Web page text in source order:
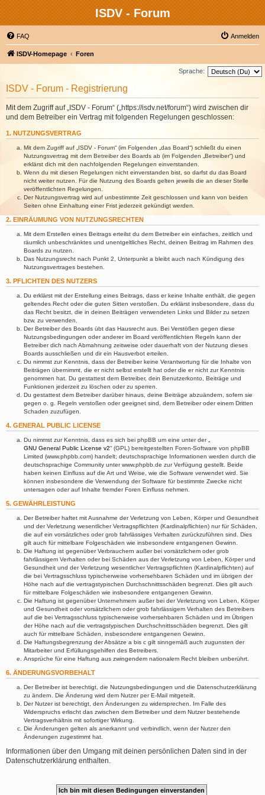
ISDV - Forum
FAQ Anmelden
ISDV-Homepage Foren
Sprache:
ISDV - Forum - Registrierung
Mit dem Zugriff auf „ISDV - Forum“ („https://isdv.net/forum“) wird zwischen dir
und dem Betreiber ein Vertrag mit folgenden Regelungen geschlossen:
1. NUTZUNGSVERTRAG
Mit dem Zugriff auf „ISDV - Forum“ (im Folgenden „das Board“) schließt du einen
Nutzungsvertrag mit dem Betreiber des Boards ab (im Folgenden „Betreiber“) und
erklärst dich mit den nachfolgenden Regelungen einverstanden.
Wenn du mit diesen Regelungen nicht einverstanden bist, so darfst du das Board
nicht weiter nutzen. Für die Nutzung des Boards gelten jeweils die an dieser Stelle
veröffentlichten Regelungen.
Der Nutzungsvertrag wird auf unbestimmte Zeit geschlossen und kann von beiden
Seiten ohne Einhaltung einer Frist jederzeit gekündigt werden.
2. EINRÄUMUNG VON NUTZUNGSRECHTEN
Mit dem Erstellen eines Beitrags erteilst du dem Betreiber ein einfaches, zeitlich und
räumlich unbeschränktes und unentgeltliches Recht, deinen Beitrag im Rahmen des
Boards zu nutzen.
Das Nutzungsrecht nach Punkt 2, Unterpunkt a bleibt auch nach Kündigung des
Nutzungsvertrages bestehen.
3. PFLICHTEN DES NUTZERS
Du erklärst mit der Erstellung eines Beitrags, dass er keine Inhalte enthält, die gegen
geltendes Recht oder die guten Sitten verstoßen. Du erklärst insbesondere, dass du
das Recht besitzt, die in deinen Beiträgen verwendeten Links und Bilder zu setzen
bzw. zu verwenden.
Der Betreiber des Boards übt das Hausrecht aus. Bei Verstößen gegen diese
Nutzungsbedingungen oder anderer im Board veröffentlichten Regeln kann der
Betreiber dich nach Abmahnung zeitweise oder dauerhaft von der Nutzung dieses
Boards ausschließen und dir ein Hausverbot erteilen.
Du nimmst zur Kenntnis, dass der Betreiber keine Verantwortung für die Inhalte von
Beiträgen übernimmt, die er nicht selbst erstellt hat oder die er nicht zur Kenntnis
genommen hat. Du gestattest dem Betreiber, dein Benutzerkonto, Beiträge und
Funktionen jederzeit zu löschen oder zu sperren.
Du gestattest dem Betreiber darüber hinaus, deine Beiträge abzuändern, sofern sie
gegen o. g. Regeln verstoßen oder geeignet sind, dem Betreiber oder einem Dritten
Schaden zuzufügen.
4. GENERAL PUBLIC LICENSE
Du nimmst zur Kenntnis, dass es sich bei phpBB um eine unter der „
GNU General Public License v2“ (GPL) bereitgestellten Foren-Software von phpBB
Limited (www.phpbb.com) handelt; deutschsprachige Informationen werden durch die
deutschsprachige Community unter www.phpbb.de zur Verfügung gestellt. Beide
haben keinen Einfluss auf die Art und Weise, wie die Software verwendet wird. Sie
können insbesondere die Verwendung der Software für bestimmte Zwecke nicht
untersagen oder auf Inhalte fremder Foren Einfluss nehmen.
5. GEWÄHRLEISTUNG
Der Betreiber haftet mit Ausnahme der Verletzung von Leben, Körper und Gesundheit
und der Verletzung wesentlicher Vertragspflichten (Kardinalpflichten) nur für Schäden,
die auf ein vorsätzliches oder grob fahrlässiges Verhalten zurückzuführen sind. Dies
gilt auch für mittelbare Folgeschäden wie insbesondere entgangenen Gewinn.
Die Haftung ist gegenüber Verbrauchern außer bei vorsätzlichem oder grob
fahrlässigem Verhalten oder bei Schäden aus der Verletzung von Leben, Körper und
Gesundheit und der Verletzung wesentlicher Vertragspflichten (Kardinalpflichten) auf
die bei Vertragsschluss typischerweise vorhersehbaren Schäden und im übrigen der
Höhe nach auf die vertragstypischen Durchschnittsschäden begrenzt. Dies gilt auch
für mittelbare Folgeschäden wie insbesondere entgangenen Gewinn.
Die Haftung ist gegenüber Unternehmern außer bei der Verletzung von Leben, Körper
und Gesundheit oder vorsätzlichem oder grob fahrlässigem Verhalten des Betreibers
auf die bei Vertragsschluss typischerweise vorhersehbaren Schäden und im Übrigen
der Höhe nach auf die vertragstypischen Durchschnittsschäden begrenzt. Dies gilt
auch für mittelbare Schäden, insbesondere entgangenen Gewinn.
Die Haftungsbegrenzung der Absätze a bis c gilt sinngemäß auch zugunsten der
Mitarbeiter und Erfüllungsgehilfen des Betreibers.
Ansprüche für eine Haftung aus zwingendem nationalem Recht bleiben unberührt.
6. ÄNDERUNGSVORBEHALT
Der Betreiber ist berechtigt, die Nutzungsbedingungen und die Datenschutzerklärung
zu ändern. Die Änderung wird dem Nutzer per E-Mail mitgeteilt.
Der Nutzer ist berechtigt, den Änderungen zu widersprechen. Im Falle des
Widerspruchs erlischt das zwischen dem Betreiber und dem Nutzer bestehende
Vertragsverhältnis mit sofortiger Wirkung.
Die Änderungen gelten als anerkannt und verbindlich, wenn der Nutzer den
Änderungen zugestimmt hat.
Informationen über den Umgang mit deinen persönlichen Daten sind in der
Datenschutzerklärung enthalten.